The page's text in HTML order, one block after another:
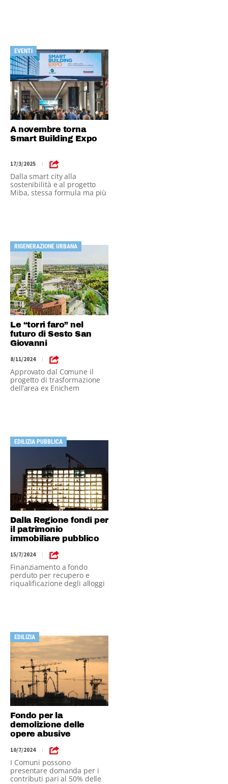
EVENTI
A novembre torna
Smart Building Expo
17/3/2025 |
Dalla smart city alla
sostenibilità e al progetto
Miba, stessa formula ma più
RIGENERAZIONE URBANA
Le “torri faro” nel
futuro di Sesto San
Giovanni
8/11/2024 |
Approvato dal Comune il
progetto di trasformazione
dell’area ex Enichem
EDILIZIA PUBBLICA
Dalla Regione fondi per
il patrimonio
immobiliare pubblico
15/7/2024 |
Finanziamento a fondo
perduto per recupero e
riqualificazione degli alloggi
EDILIZIA
Fondo per la
demolizione delle
opere abusive
10/7/2024 |
I Comuni possono
presentare domanda per i
contributi pari al 50% delle